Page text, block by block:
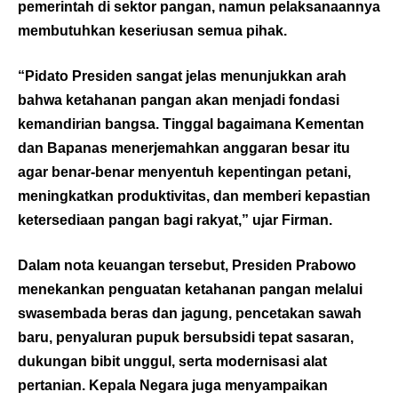
pemerintah di sektor pangan, namun pelaksanaannya
membutuhkan keseriusan semua pihak.
“Pidato Presiden sangat jelas menunjukkan arah
bahwa ketahanan pangan akan menjadi fondasi
kemandirian bangsa. Tinggal bagaimana Kementan
dan Bapanas menerjemahkan anggaran besar itu
agar benar-benar menyentuh kepentingan petani,
meningkatkan produktivitas, dan memberi kepastian
ketersediaan pangan bagi rakyat,” ujar Firman.
Dalam nota keuangan tersebut, Presiden Prabowo
menekankan penguatan ketahanan pangan melalui
swasembada beras dan jagung, pencetakan sawah
baru, penyaluran pupuk bersubsidi tepat sasaran,
dukungan bibit unggul, serta modernisasi alat
pertanian. Kepala Negara juga menyampaikan